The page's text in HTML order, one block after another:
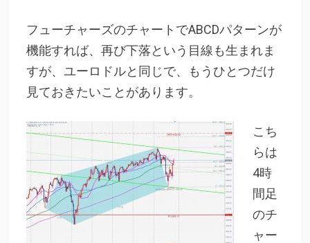
フューチャーズのチャートでABCDパターンが
機能すれば、再び下落という目線も生まれま
すが、ユーロドルと同じで、もうひとつだけ
見ておきたいことがあります。
こち
らは
4時
間足
のチ
ャー